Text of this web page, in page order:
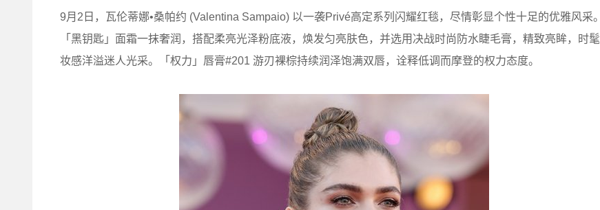
9月2日，瓦伦蒂娜•桑帕约 (Valentina Sampaio) 以一袭Privé高定系列闪耀红毯，尽情彰显个性十足的优雅风采。
「黑钥匙」面霜一抹奢润，搭配柔亮光泽粉底液，焕发匀亮肤色，并选用决战时尚防水睫毛膏，精致亮眸，时髦
妆感洋溢迷人光采。「权力」唇膏#201 游刃裸棕持续润泽饱满双唇，诠释低调而摩登的权力态度。